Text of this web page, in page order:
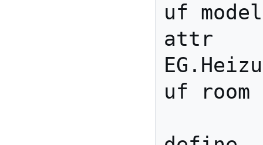
uf model
attr
uf room